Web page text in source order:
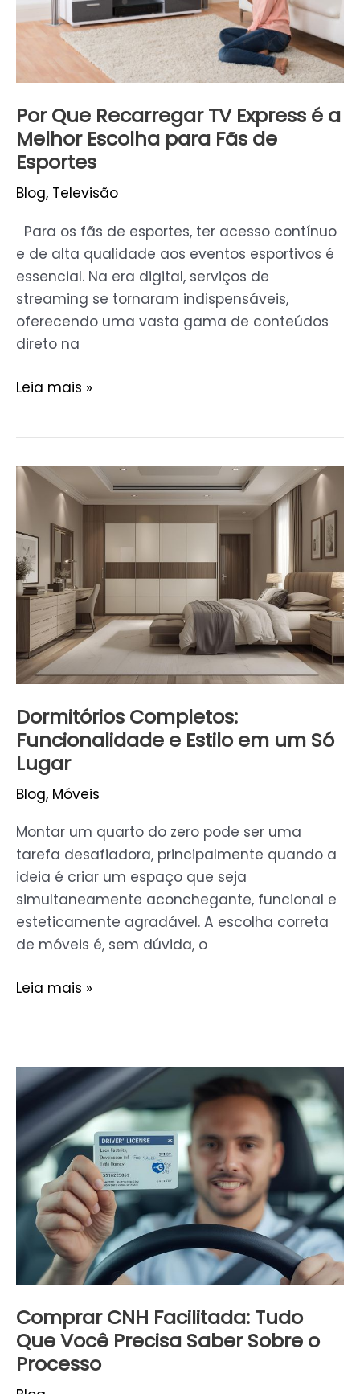
Por Que Recarregar TV Express é a
Melhor Escolha para Fãs de
Esportes
Blog, Televisão
Para os fãs de esportes, ter acesso contínuo
e de alta qualidade aos eventos esportivos é
essencial. Na era digital, serviços de
streaming se tornaram indispensáveis,
oferecendo uma vasta gama de conteúdos
direto na
a
Melhor
para
de
Esportes
Leia mais »
Dormitórios Completos:
Funcionalidade e Estilo em um Só
Lugar
Blog, Móveis
Montar um quarto do zero pode ser uma
tarefa desafiadora, principalmente quando a
ideia é criar um espaço que seja
simultaneamente aconchegante, funcional e
esteticamente agradável. A escolha correta
de móveis é, sem dúvida, o
Dormitórios
Completos:
Funcionalidade
e
Estilo
em
um
Lugar
Leia mais »
Comprar CNH Facilitada: Tudo
Que Você Precisa Saber Sobre o
Processo
Comprar
CNH
Facilitada:
Tudo
Que
Você
Precisa
Saber
Sobre
o